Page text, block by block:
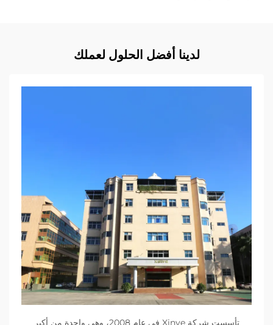
لدينا أفضل الحلول لعملك
تأسست شركة Xinye في عام 2008، وهي واحدة من أكبر